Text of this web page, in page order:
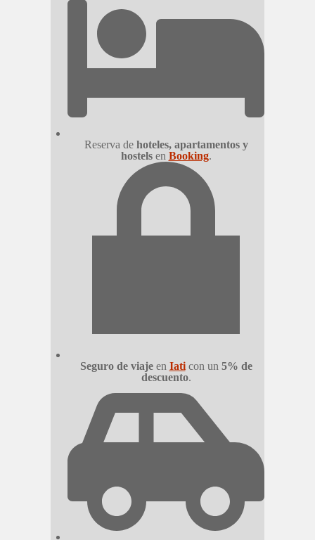
Reserva de hoteles, apartamentos y
hostelsen Booking.
Seguro de viajeen Iaticon un 5% de
descuento.